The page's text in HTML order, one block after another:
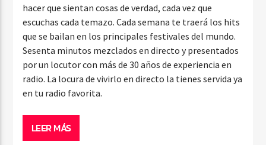
hacer que sientan cosas de verdad, cada vez que
escuchas cada temazo. Cada semana te traerá los hits
que se bailan en los principales festivales del mundo.
Sesenta minutos mezclados en directo y presentados
por un locutor con más de 30 años de experiencia en
radio. La locura de vivirlo en directo la tienes servida ya
en tu radio favorita.
LEER MÁS